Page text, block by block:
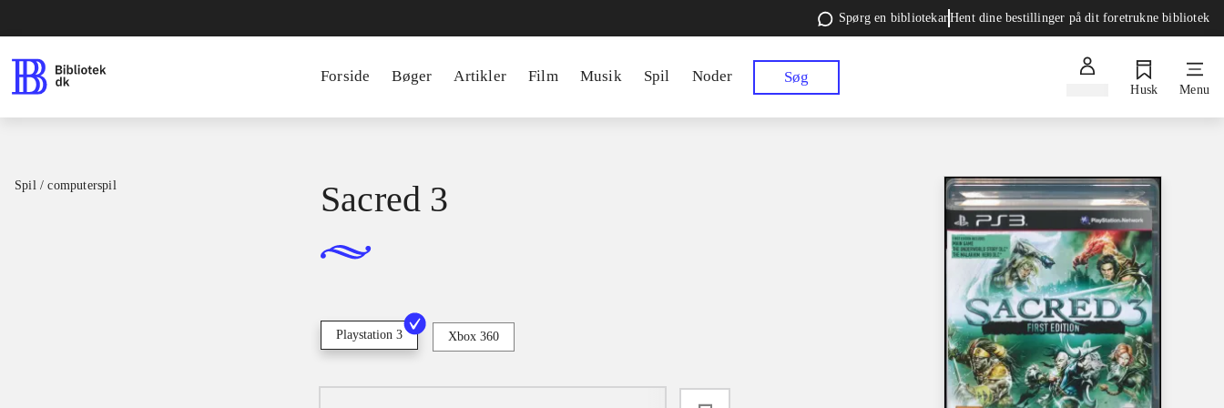
Spørg en bibliotekarHent dine bestillinger på dit foretrukne bibliotek
Forside Bøger Artikler Film Musik Spil Noder Søg
Husk Menu
Spil / computerspil Sacred 3
Playstation 3 Xbox 360